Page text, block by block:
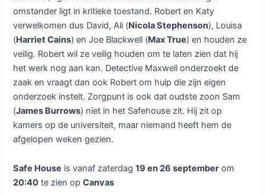
omstander ligt in kritieke toestand. Robert en Katy
verwelkomen dus David, Ali (Nicola Stephenson), Louisa
(Harriet Cains) en Joe Blackwell (Max True) en houden ze
veilig. Robert wil ze veilig houden om te laten zien dat hij
het werk nog aan kan. Detective Maxwell onderzoekt de
zaak en vraagt dan ook Robert om hulp die zijn eigen
onderzoek instelt. Zorgpunt is ook dat oudste zoon Sam
(James Burrows) niet in het Safehouse zit. Hij zit op
kamers op de universiteit, maar niemand heeft hem de
afgelopen weken gezien.
Safe House is vanaf zaterdag19 en 26 september om
20:40 te zien opCanvas